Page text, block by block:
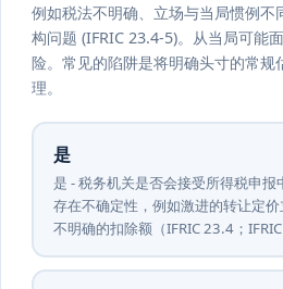
例如税法不明确、立场与当局惯例不
构问题 (IFRIC 23.4-5)。从当局可能
险。常见的陷阱是将明确头寸的常规
理。
是
是 - 税务机关是否会接受所得税申
存在不确定性，例如激进的转让定
不明确的扣除额（IFRIC 23.4；IFRIC